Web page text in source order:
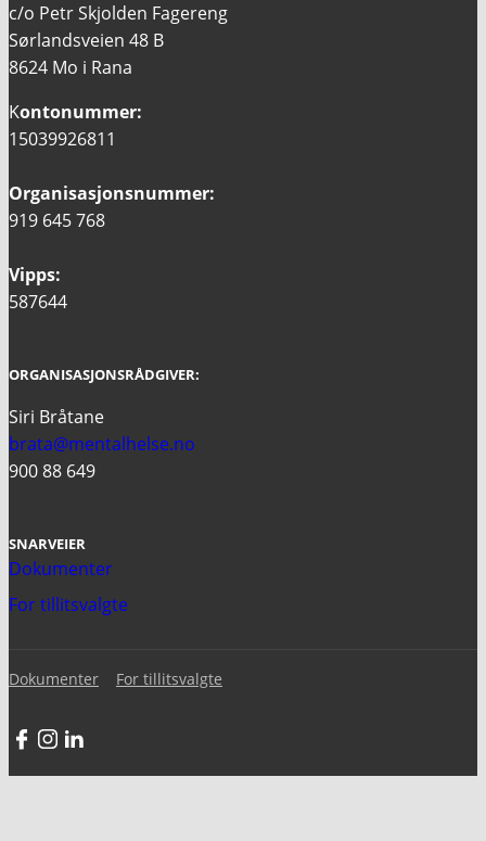
c/o Petr Skjolden Fagereng
Sørlandsveien 48 B
8624 Mo i Rana
Kontonummer:
15039926811
Organisasjonsnummer:
919 645 768
Vipps:
587644
ORGANISASJONSRÅDGIVER:
Siri Bråtane
brata@mentalhelse.no
900 88 649
SNARVEIER
Dokumenter
For tillitsvalgte
Dokumenter For tillitsvalgte